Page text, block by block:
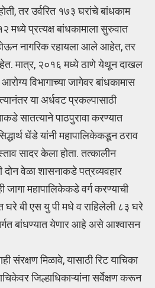
तर उर्वरित १७३ घरांचे बांधकाम
मध्ये प्रत्यक्ष बांधकामाला सुरुवात
नागरिक रहायला आले आहेत, तर
मात्र, २०१६ मध्ये ठाणे येथून दाखल
विभागाच्या जागेवर बांधकामास
या अर्धवट प्रकल्पासाठी
सातत्याने पाठपुरावा करण्यात
धेंडे यांनी महापालिकेकडून ठराव
सादर केला होता. तत्कालीन
वेळा शासनाकडे पत्रव्यवहार
महापालिकेकडे वर्ग करण्याची
घरे बी एस यु पी मधे व राहिलेली ८३ घरे
बांधण्यात येणार आहे असे आश्वासन
संरक्षण मिळावे, यासाठी रिट याचिका
जिल्हाधिकाऱ्यांना सर्वेक्षण करून